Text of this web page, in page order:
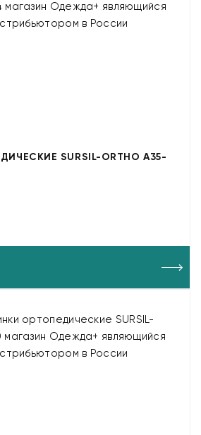
SURSIL-ORTHO A35-